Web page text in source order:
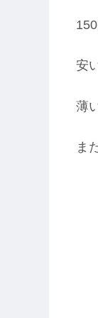
安
薄
ま